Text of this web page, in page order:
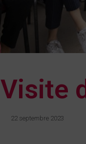
Visite
22 septembre 2023